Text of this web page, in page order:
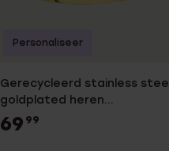
Gerecycleerd stainless steel
goldplated heren
plaatarmband
69 99
Personaliseer